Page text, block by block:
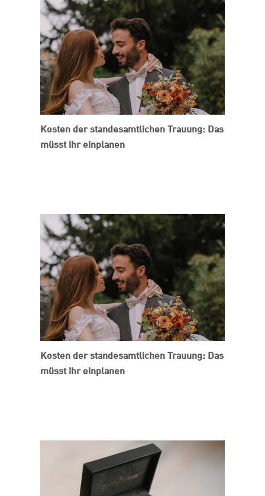
Kosten der standesamtlichen Trauung: Das
müsst ihr einplanen
Kosten der standesamtlichen Trauung: Das
müsst ihr einplanen